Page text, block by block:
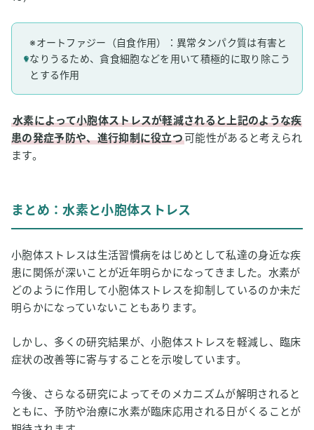
※オートファジー（自食作用）：異常タンパク質は有害と
なりうるため、貪食細胞などを用いて積極的に取り除こう
とする作用
水素によって小胞体ストレスが軽減されると上記のような疾
患の発症予防や、進行抑制に役立つ可能性があると考えられ
ます。
まとめ：水素と小胞体ストレス
小胞体ストレスは生活習慣病をはじめとして私達の身近な疾
患に関係が深いことが近年明らかになってきました。水素が
どのように作用して小胞体ストレスを抑制しているのか未だ
明らかになっていないこともあります。
しかし、多くの研究結果が、小胞体ストレスを軽減し、臨床
症状の改善等に寄与することを示唆しています。
今後、さらなる研究によってそのメカニズムが解明されると
ともに、予防や治療に水素が臨床応用される日がくることが